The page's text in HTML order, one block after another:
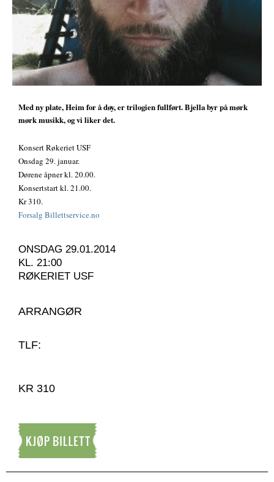
Med ny plate, Heim for å døy, er trilogien fullført. Bjella byr på mørk
mørk musikk, og vi liker det.
Konsert Røkeriet USF
Onsdag 29. januar.
Dørene åpner kl. 20.00.
Konsertstart kl. 21.00.
Kr 310.
Forsalg Billettservice.no
ONSDAG 29.01.2014
KL. 21:00
RØKERIET USF
ARRANGØR
TLF:
KR 310